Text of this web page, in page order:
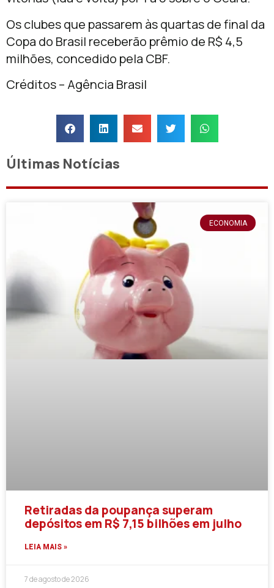
Os clubes que passarem às quartas de final da
Copa do Brasil receberão prêmio de R$ 4,5
milhões, concedido pela CBF.
Créditos – Agência Brasil
Últimas Notícias
ECONOMIA
Retiradas da poupança superam
depósitos em R$ 7,15 bilhões em julho
LEIA MAIS »
7 de agosto de 2026